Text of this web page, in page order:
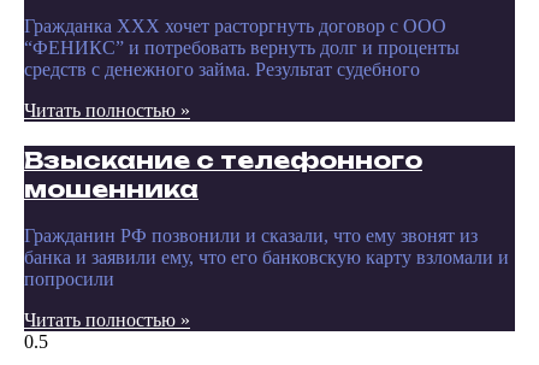
Гражданка ХХХ хочет расторгнуть договор с ООО
“ФЕНИКС” и потребовать вернуть долг и проценты
средств с денежного займа. Результат судебного
Читать полностью »
Взыскание с телефонного
мошенника
Гражданин РФ позвонили и сказали, что ему звонят из
банка и заявили ему, что его банковскую карту взломали и
попросили
Читать полностью »